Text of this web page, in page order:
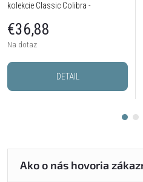
kolekcie Classic Colibra -
€36,88
Na dotaz
DETAIL